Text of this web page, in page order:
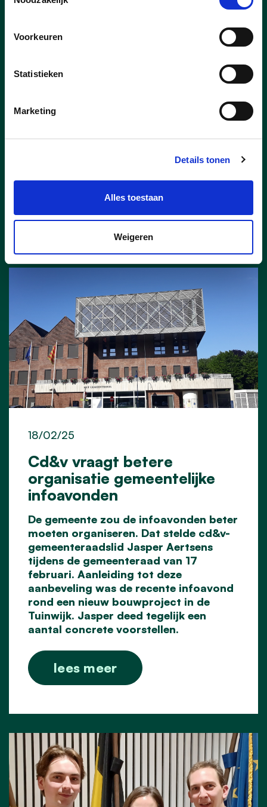
Voorkeuren
Statistieken
Marketing
Details tonen
Alles toestaan
Weigeren
De cd&v-fractie heeft in de
het meerjarenplan van het
gemeentebestuur gestemd. Volgens de
plannen aan een duidelijke visie. Ze
belastingverhogingen en bevatten te
cijfers als de beleidskeuzes.
lees meer
Cd&v vraagt betere
organisatie gemeentelijke
infoavonden
18/02/25
De gemeente zou de infoavonden beter
moeten organiseren. Dat stelde cd&v-
gemeenteraadslid Jasper Aertsens
tijdens de gemeenteraad van 17
februari. Aanleiding tot deze
aanbeveling was de recente infoavond
rond een nieuw bouwproject in de
Tuinwijk. Jasper deed tegelijk een
aantal concrete voorstellen.
lees meer